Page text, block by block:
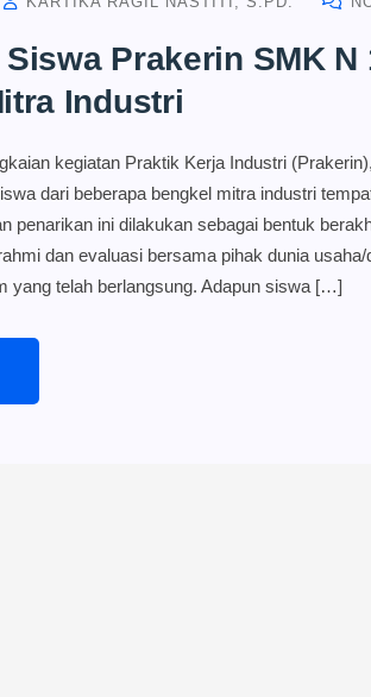
Prakerin SMK N
Industri
kegiatan Praktik Kerja Industri
dari beberapa bengkel mitra industri
penarikan ini dilakukan sebagai bentuk
dan evaluasi bersama pihak dunia
yang telah berlangsung. Adapun siswa […]